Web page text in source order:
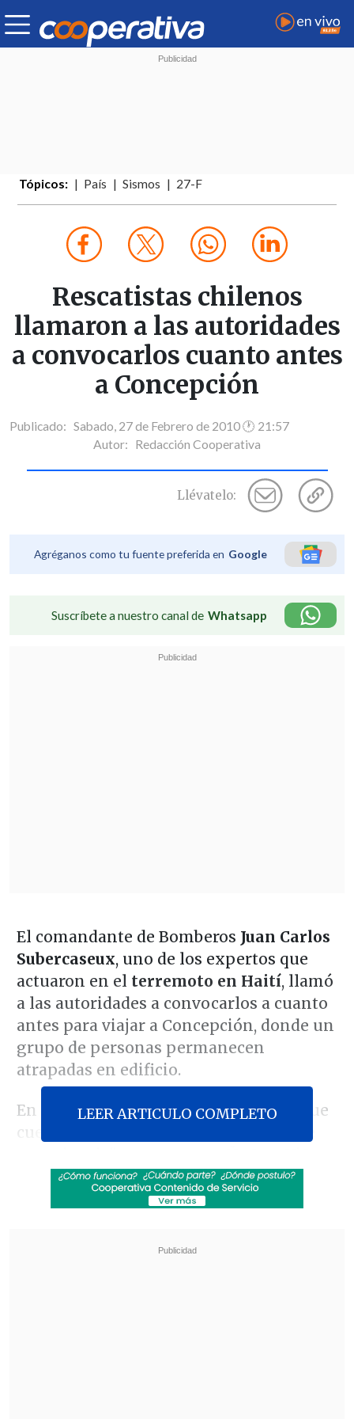
Tópicos: País Sismos 27-F
Rescatistas chilenos
llamaron a las autoridades
a convocarlos cuanto antes
a Concepción
Publicado: Sabado, 27 de Febrero de 2010 🕐 21:57
Autor: Redacción Cooperativa
Llévatelo:
Agréganos como tu fuente preferida en Google
Suscríbete a nuestro canal de Whatsapp
El comandante de Bomberos Juan Carlos
Subercaseux, uno de los expertos que
actuaron en el terremoto en Haití, llamó
a las autoridades a convocarlos a cuanto
antes para viajar a Concepción, donde un
grupo de personas permanecen
atrapadas en edificio.
En contacto conCooperativaseñaló que
cuentan con gente "que tiene bastante
del Mar y que en el caso de Santiago
existen 41 rescatistas, "de los cuales la
material tecnológico de punta".
LEER ARTICULO COMPLETO